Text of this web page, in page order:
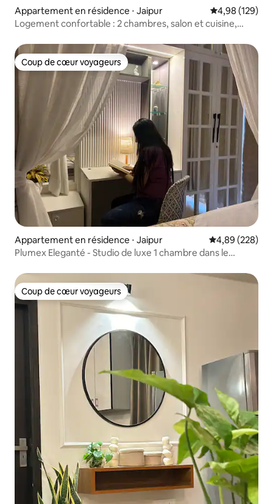
Appartement en résidence ⋅ Jaipur Évaluation
4,98 (129)
Logement confortable : 2 chambres, salon et cuisine,
Coup de cœur voyageurs
Coup de cœur voyageurs
Appartement en résidence ⋅ Jaipur Évaluation
4,89 (228)
Plumex Eleganté - Studio de luxe 1 chambre dans le
Coup de cœur voyageurs
Coup de cœur voyageurs